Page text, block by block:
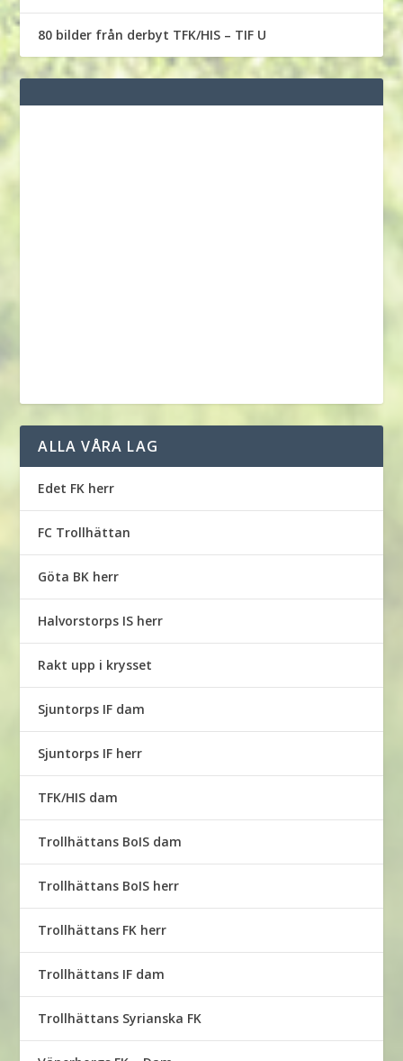
80 bilder från derbyt TFK/HIS – TIF U
ALLA VÅRA LAG
Edet FK herr
FC Trollhättan
Göta BK herr
Halvorstorps IS herr
Rakt upp i krysset
Sjuntorps IF dam
Sjuntorps IF herr
TFK/HIS dam
Trollhättans BoIS dam
Trollhättans BoIS herr
Trollhättans FK herr
Trollhättans IF dam
Trollhättans Syrianska FK